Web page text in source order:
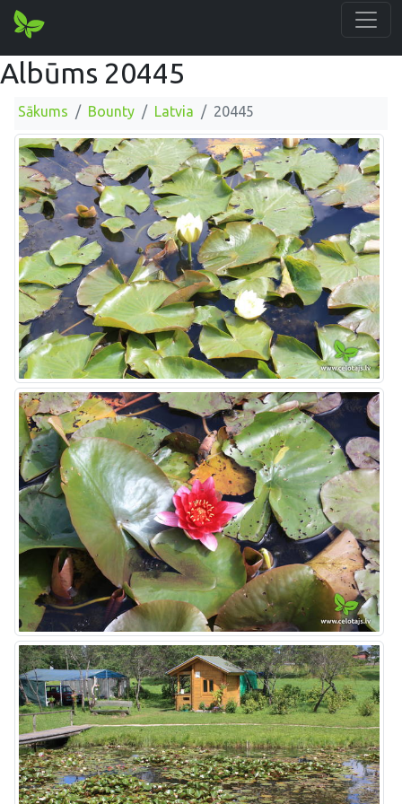
Albūms 20445
Sākums Bounty Latvia 20445